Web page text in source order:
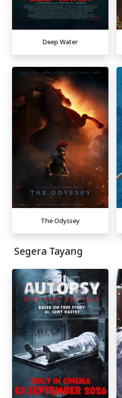
Deep Water
The Odyssey
Segera Tayang